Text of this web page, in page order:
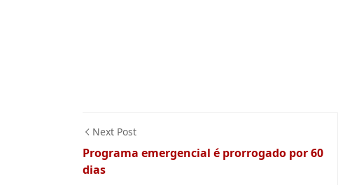
Next Post
Programa emergencial é prorrogado por 60
dias